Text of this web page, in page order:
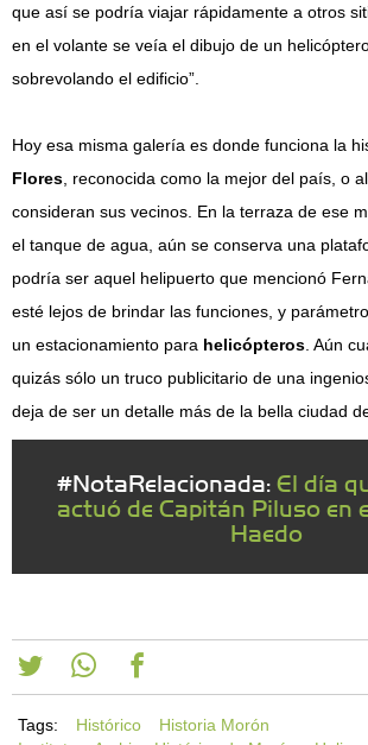
que así se podría viajar rápidamente a otros
en el volante se veía el dibujo de un
sobrevolando el edificio”.
Hoy esa misma galería es donde funciona la
Flores , reconocida como la mejor del país, o
consideran sus vecinos. En la terraza de ese
el tanque de agua, aún se conserva una
podría ser aquel helipuerto que mencionó
esté lejos de brindar las funciones, y
un estacionamiento para helicópteros . Aún
quizás sólo un truco publicitario de una
deja de ser un detalle más de la bella ciudad
#NotaRelacionada: El día
actuó de Capitán Piluso en
Haedo
Tags: Histórico
Historia Morón